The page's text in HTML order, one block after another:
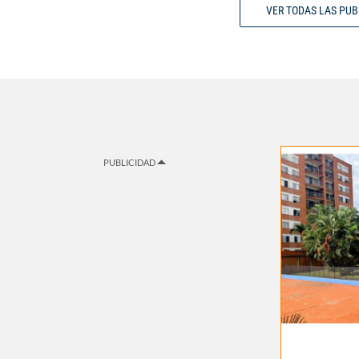
VER TODAS LAS
PUBLICIDAD